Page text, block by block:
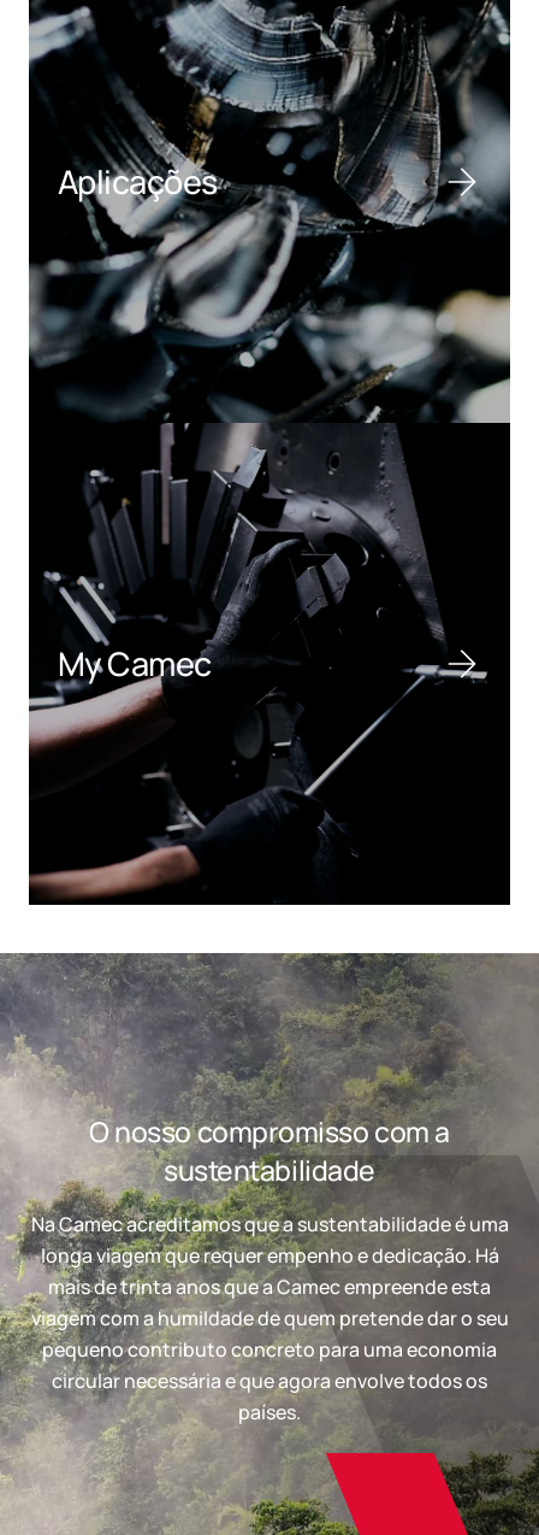
Aplicações
My Camec
O nosso compromisso com a
sustentabilidade
Na Camec acreditamos que a sustentabilidade é uma
longa viagem que requer empenho e dedicação. Há
mais de trinta anos que a Camec empreende esta
viagem com a humildade de quem pretende dar o seu
pequeno contributo concreto para uma economia
circular necessária e que agora envolve todos os
países.